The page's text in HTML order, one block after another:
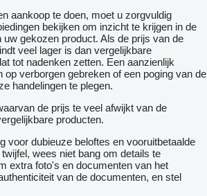
​​aankoop te doen, moet u zorgvuldig
bekijken om inzicht te krijgen in de
gekozen product. Als de prijs van de
veel lager is dan vergelijkbare
tot nadenken zetten. Een aanzienlijk
op verborgen gebreken of een poging van de
handelingen te plegen.
de prijs te veel afwijkt van de
producten.
voor dubieuze beloftes en vooruitbetaalde
wees niet bang om details te
extra foto's en documenten van het
van de documenten, en stel